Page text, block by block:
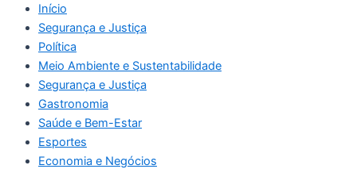
Início
Segurança e Justiça
Política
Meio Ambiente e Sustentabilidade
Segurança e Justiça
Gastronomia
Saúde e Bem-Estar
Esportes
Economia e Negócios